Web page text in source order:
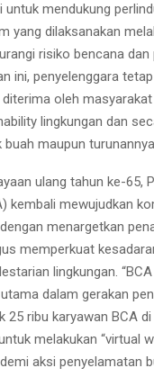
untuk mendukung
yang dilaksanakan
risiko bencana dan
ini, penyelenggara
oleh
lingkungan dan
buah maupun
ulang tahun ke-65,
kembali mewujudkan
menargetkan
memperkuat
lingkungan. “BCA
dalam gerakan
25 ribu karyawan BCA
melakukan “virtual
aksi penyelamatan